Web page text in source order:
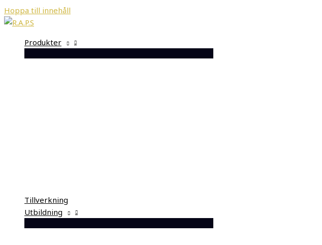
Hoppa till innehåll
Produkter
Tillverkning
Utbildning